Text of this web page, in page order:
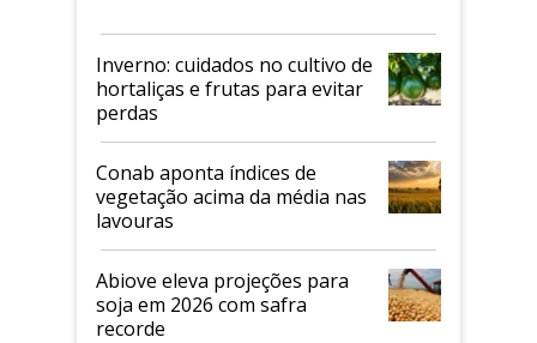
Inverno: cuidados no cultivo de
hortaliças e frutas para evitar
perdas
Conab aponta índices de
vegetação acima da média nas
lavouras
Abiove eleva projeções para
soja em 2026 com safra
recorde